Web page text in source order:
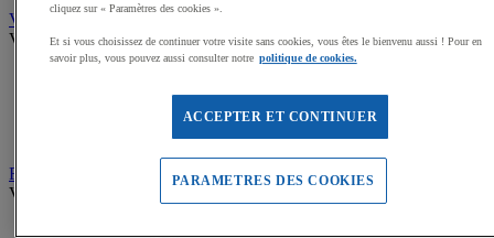
Volleyball
Voir tous les produits
Poteaux, Accessoires terrains de Volley
Rugby
Voir tous les produits
cliquez sur « Paramètres des cookies ».
Et si vous choisissez de continuer votre visite sans cookies, vous êtes le bienvenu aussi ! Pour en
savoir plus, vous pouvez aussi consulter notre politique de cookies.
ACCEPTER ET CONTINUER
PARAMETRES DES COOKIES